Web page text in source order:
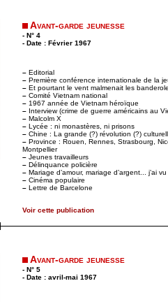
Avant-garde jeunesse
- N° 4
- Date : Février 1967
– Editorial
– Première conférence internationale de la
– Et pourtant le vent malmenait les
– Comité Vietnam national
– 1967 année de Vietnam héroïque
– Interview (crime de guerre américains au
– Malcolm X
– Lycée : ni monastères, ni prisons
– Chine : La grande (?) révolution (?)
– Province : Rouen, Rennes, Strasbourg,
Montpellier
– Jeunes travailleurs
– Délinquance policière
– Mariage d’amour, mariage d’argent... j’ai
– Cinéma populaire
– Lettre de Barcelone
Voir cette publication
Avant-garde jeunesse
- N° 5
- Date : avril-mai 1967